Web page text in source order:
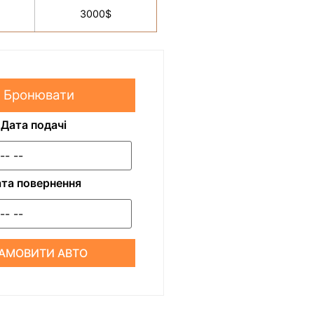
3000$
Бронювати
Дата подачі
повернення
АВТО